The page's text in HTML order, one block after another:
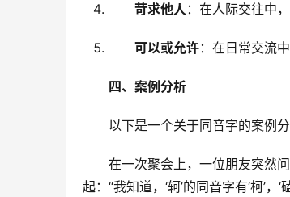
苛求他人 ：在人际交往中
可以或允许：在日常交流
四、案例分析
以下是一个关于同音字的案例分
在一次聚会上，一位朋友突然问
起：“我知道，‘轲’的同音字有‘柯’，‘